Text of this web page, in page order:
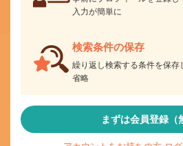
入力が簡単に
検索条件の保存
繰り返し検索する条件を保存
省略
まずは会員登録（